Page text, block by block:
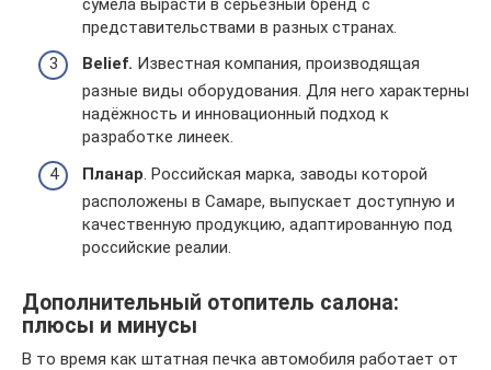
представительствами в разных странах.
Belief. Известная компания, производящая
разные виды оборудования. Для него характерны
надёжность и инновационный подход к
разработке линеек.
Планар . Российская марка, заводы которой
расположены в Самаре, выпускает доступную и
качественную продукцию, адаптированную под
российские реалии.
Дополнительный отопитель салона:
плюсы и минусы
В то время как штатная печка автомобиля работает от